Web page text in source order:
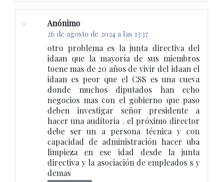
Anónimo
26 de agosto de 2024 a las 13:37
otro problema es la junta directiva del
idaan que la mayoría de sus miembros
toene mas de 20 años de vivir del idaan el
idaan es peor que el CSS es una cueva
donde muchos diputados han echo
negocios mas con el gobierno que paso
deben investigar señor presidente a
hacer una auditoria . el próximo director
debe ser un a persona técnica y con
capacidad de administración hacer uba
limpieza en ese idad desde la junta
directiva y la asociación de empleados s y
demas